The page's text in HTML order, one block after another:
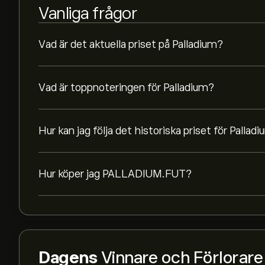
Vanliga frågor
Vad är det aktuella priset på Palladium?
Vad är toppnoteringen för Palladium?
Hur kan jag följa det historiska priset för
Hur köper jag PALLADIUM.FUT?
DagensVinnare och Förlorare